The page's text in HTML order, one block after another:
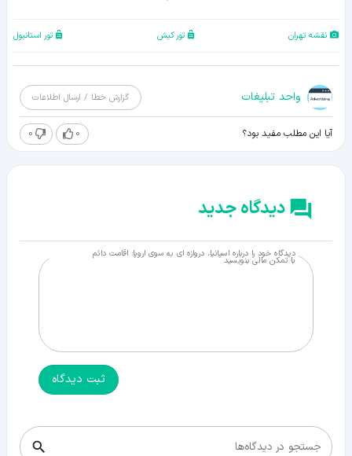
نقشه تهران تور کیش تور استانبول
واحد تبلیغات گزارش خطا / ارسال اطلاعات
آیا این مطلب مفید بود؟ 0
0
دیدگاه جدید
دیدگاه خود را درباره اسپانیا، دروازه ای به سوی اروپا: اقامت دائم
با تمکن مالی بنویسید
ثبت دیدگاه
جستجو در دیدگاه‌ها